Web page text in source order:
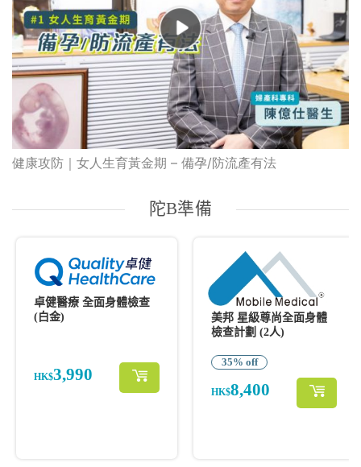
健康攻防｜女人生育黃金期 – 備孕/防流產有法